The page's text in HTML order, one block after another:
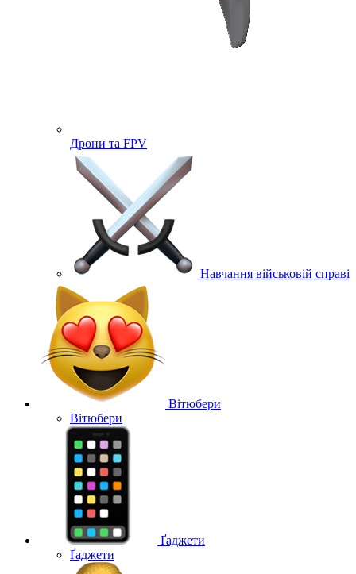
Дрони та FPV
Навчання військовій справі
Вітюбери
Вітюбери
Ґаджети
Ґаджети